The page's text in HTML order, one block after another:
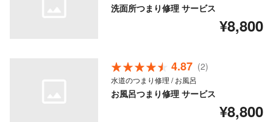
洗面所つまり修理 サービス
¥8,800
4.87 (2)
水道のつまり修理 / お風呂
お風呂つまり修理 サービス
¥8,800